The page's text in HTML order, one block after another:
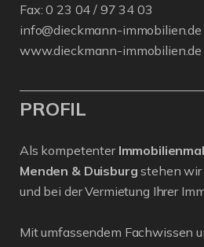
Fax: 0 23 04 / 97 34 03
info@dieckmann-immobilien.de
www.dieckmann-immobilien.de
PROFIL
Als kompetenter
Menden & Duisburg stehen wir
und bei der Vermietung Ihrer
Mit umfassendem Fachwissen